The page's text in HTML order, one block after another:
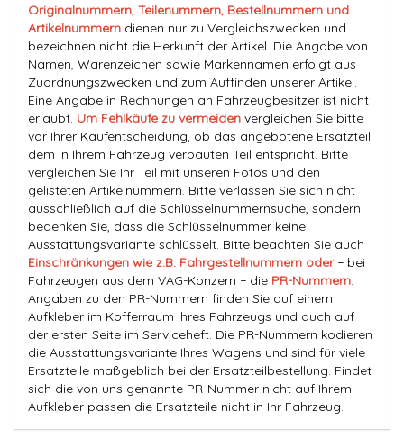
Originalnummern, Teilenummern, Bestellnummern und
Artikelnummern dienen nur zu Vergleichszwecken und
bezeichnen nicht die Herkunft der Artikel. Die Angabe von
Namen, Warenzeichen sowie Markennamen erfolgt aus
Zuordnungszwecken und zum Auffinden unserer Artikel.
Eine Angabe in Rechnungen an Fahrzeugbesitzer ist nicht
erlaubt. Um Fehlkäufe zu vermeiden vergleichen Sie bitte
vor Ihrer Kaufentscheidung, ob das angebotene Ersatzteil
dem in Ihrem Fahrzeug verbauten Teil entspricht. Bitte
vergleichen Sie Ihr Teil mit unseren Fotos und den
gelisteten Artikelnummern. Bitte verlassen Sie sich nicht
ausschließlich auf die Schlüsselnummernsuche, sondern
bedenken Sie, dass die Schlüsselnummer keine
Ausstattungsvariante schlüsselt. Bitte beachten Sie auch
Einschränkungen wie z.B. Fahrgestellnummern oder− bei
Fahrzeugen aus dem VAG-Konzern − die PR-Nummern
Angaben zu den PR-Nummern finden Sie auf einem
Aufkleber im Kofferraum Ihres Fahrzeugs und auch auf
der ersten Seite im Serviceheft. Die PR-Nummern kodieren
die Ausstattungsvariante Ihres Wagens und sind für viele
Ersatzteile maßgeblich bei der Ersatzteilbestellung. Findet
sich die von uns genannte PR-Nummer nicht auf Ihrem
Aufkleber passen die Ersatzteile nicht in Ihr Fahrzeug.